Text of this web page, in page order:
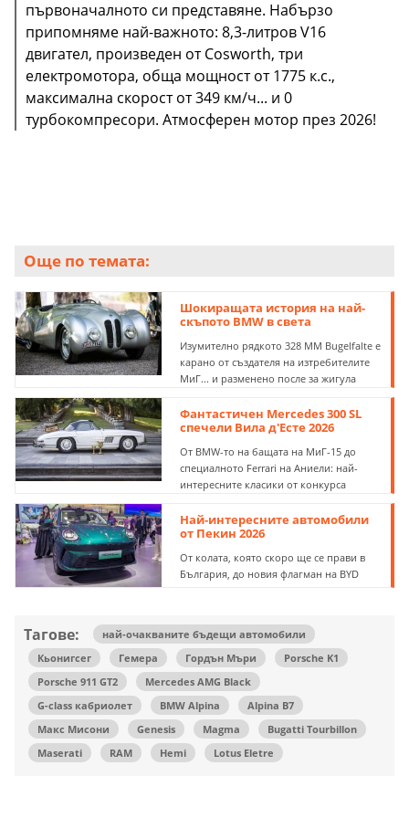
първоначалното си представяне. Набързо
припомняме най-важното: 8,3-литров V16
двигател, произведен от Cosworth, три
електромотора, обща мощност от 1775 к.с.,
максимална скорост от 349 км/ч... и 0
турбокомпресори. Атмосферен мотор през 2026!
Още по темата:
Шокиращата история на най-
скъпото BMW в света
Изумително рядкото 328 ММ Bugelfalte е
карано от създателя на изтребителите
МиГ... и разменено после за жигула
Фантастичен Mercedes 300 SL
спечели Вила д'Eсте 2026
От BMW-то на бащата на МиГ-15 до
специалното Ferrari на Аниели: най-
интересните класики от конкурса
Най-интересните автомобили
от Пекин 2026
От колата, която скоро ще се прави в
България, до новия флагман на BYD
Тагове:
най-очакваните бъдещи автомобили
Кьонигсег
Гемера Гордън Мъри
Porsche K1
Porsche 911 GT2
Mercedes AMG Black
G-class кабриолет
BMW Alpina
Alpina B7
Макс Мисони
Genesis Magma
Bugatti Tourbillon
Maserati
RAM Hemi Lotus Eletre